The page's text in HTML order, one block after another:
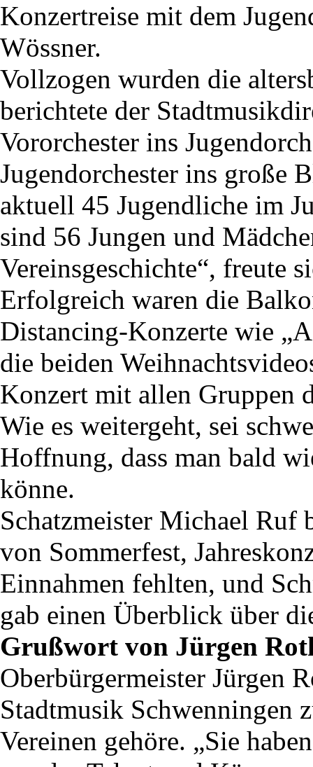
Konzertreise mit dem
Wössner.
Vollzogen wurden die
berichtete der
Vororchester ins
Jugendorchester ins große
aktuell 45 Jugendliche im
sind 56 Jungen und
Vereinsgeschichte“, freute
Erfolgreich waren die
Distancing-Konzerte wie
die beiden
Konzert mit allen Gruppen
Wie es weitergeht, sei
Hoffnung, dass man bald
könne.
Schatzmeister Michael Ruf
von Sommerfest,
Einnahmen fehlten, und
gab einen Überblick über
Grußwort von Jürgen
Oberbürgermeister Jürgen
Stadtmusik Schwenningen
Vereinen gehöre. „Sie